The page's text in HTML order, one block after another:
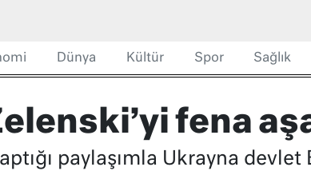
Dünya Kültür Spor Sağlık
fena
paylaşımla Ukrayna